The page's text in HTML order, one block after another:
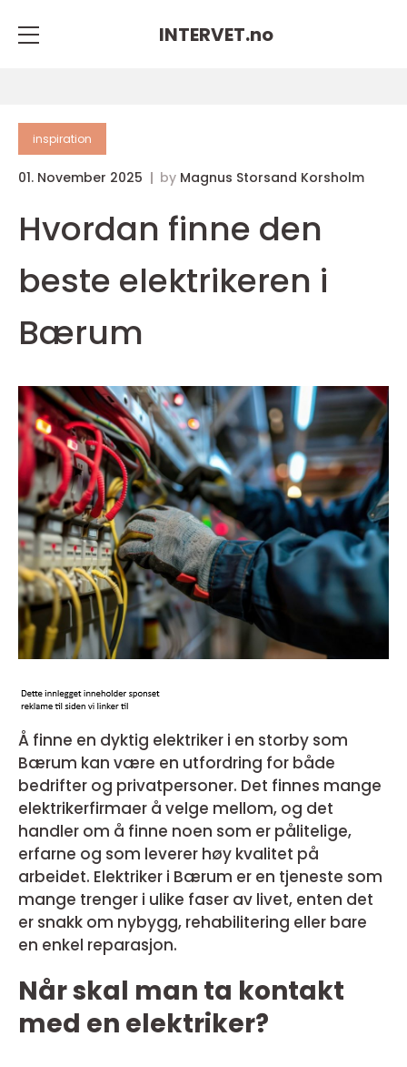
INTERVET.no
inspiration
01. November 2025 by Magnus Storsand Korsholm
Hvordan finne den
beste elektrikeren i
Bærum
Å finne en dyktig elektriker i en storby som
Bærum kan være en utfordring for både
bedrifter og privatpersoner. Det finnes mange
elektrikerfirmaer å velge mellom, og det
handler om å finne noen som er pålitelige,
erfarne og som leverer høy kvalitet på
arbeidet. Elektriker i Bærum er en tjeneste som
mange trenger i ulike faser av livet, enten det
er snakk om nybygg, rehabilitering eller bare
en enkel reparasjon.
Når skal man ta kontakt
med en elektriker?